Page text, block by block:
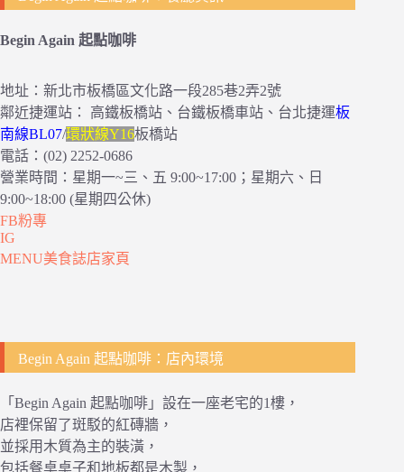
Begin Again 起點咖啡
地址：新北市板橋區文化路一段285巷2弄2號
鄰近捷運站： 高鐵板橋站、台鐵板橋車站、台北捷運板
南線BL07/環狀線Y16板橋站
電話：(02) 2252-0686
營業時間：星期一~三、五 9:00~17:00；星期六、日
9:00~18:00 (星期四公休)
FB粉專
IG
MENU美食誌店家頁
Begin Again 起點咖啡：店內環境
「Begin Again 起點咖啡」設在一座老宅的1樓，
店裡保留了斑駁的紅磚牆，
並採用木質為主的裝潢，
包括餐桌桌子和地板都是木製，